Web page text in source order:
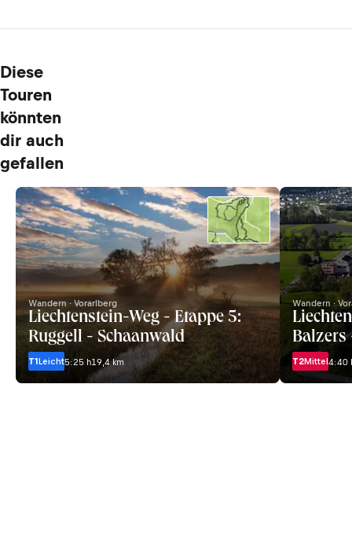
Diese
Touren
könnten
dir auch
gefallen
Wandern · Vorarlberg
Liechtenstein-Weg - Etappe 5:
Ruggell - Schaanwald
T1Leicht5:25 h19,4 km
Wandern ·
Balzers
T2Mittel4:40